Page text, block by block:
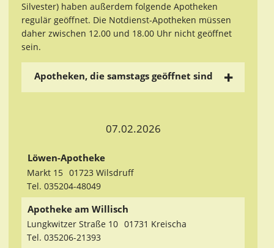
Silvester) haben außerdem folgende Apotheken
regulär geöffnet. Die Notdienst-Apotheken müssen
daher zwischen 12.00 und 18.00 Uhr nicht geöffnet
sein.
Apotheken, die samstags geöffnet sind
07.02.2026
Löwen-Apotheke
Markt 15 01723 Wilsdruff
Tel. 035204-48049
Apotheke am Willisch
Lungkwitzer Straße 10 01731 Kreischa
Tel. 035206-21393